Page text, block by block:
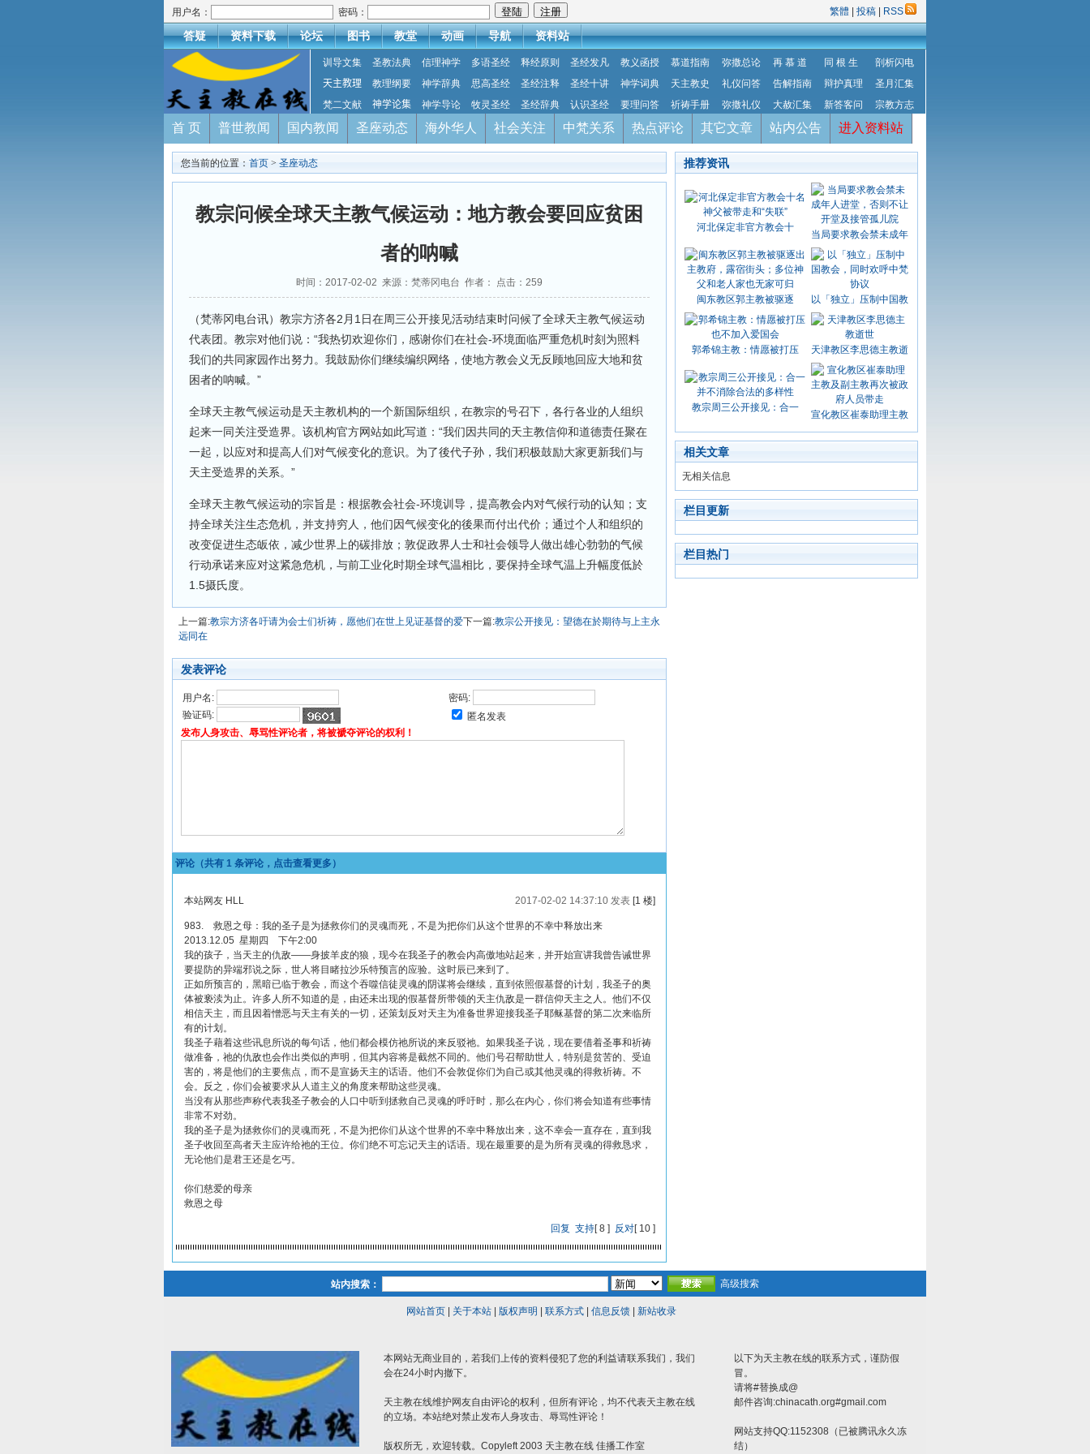
用户名： 密码： 繁體 投稿 RSS
答疑 资料下载 论坛 图书 教堂 动画 导航 资料站
训导文集 圣教法典 信理神学 多语圣经 释经原则 圣经发凡 教义函授 慕道指南 弥撒总论 再 慕 道 同 根 生
剖析闪电
天主教理
教理纲要 神学辞典 思高圣经 圣经注释 圣经十讲 神学词典 天主教史 礼仪问答 告解指南 辩护真理
圣月汇集
梵二文献
神学论集 神学导论 牧灵圣经 圣经辞典 认识圣经 要理问答 祈祷手册 弥撒礼仪 大赦汇集 新答客问 宗教方志
首 页 普世教闻 国内教闻 圣座动态 海外华人 社会关注 中梵关系 热点评论 其它文章 站内公告 进入资料站
您当前的位置： 首页 > 圣座动态
教宗问候全球天主教气候运动：地方教会要回应贫困
者的呐喊
时间：2017-02-02 来源：梵蒂冈电台 作者： 点击： 259
（梵蒂冈电台讯）教宗方济各2月1日在周三公开接见活动结束时问候了全球天主教气候运动
代表团。教宗对他们说：“我热切欢迎你们，感谢你们在社会-环境面临严重危机时刻为照料
我们的共同家园作出努力。我鼓励你们继续编织网络，使地方教会义无反顾地回应大地和贫
困者的呐喊。”
全球天主教气候运动是天主教机构的一个新国际组织，在教宗的号召下，各行各业的人组织
起来一同关注受造界。该机构官方网站如此写道：“我们因共同的天主教信仰和道德责任聚在
一起，以应对和提高人们对气候变化的意识。为了後代子孙，我们积极鼓励大家更新我们与
天主受造界的关系。”
全球天主教气候运动的宗旨是：根据教会社会-环境训导，提高教会内对气候行动的认知；支
持全球关注生态危机，并支持穷人，他们因气候变化的後果而付出代价；通过个人和组织的
改变促进生态皈依，减少世界上的碳排放；敦促政界人士和社会领导人做出雄心勃勃的气候
行动承诺来应对这紧急危机，与前工业化时期全球气温相比，要保持全球气温上升幅度低於
1.5摄氏度。
上一篇:教宗方济各吁请为会士们祈祷，愿他们在世上见证基督的爱下一篇:教宗公开接见：望德在於期待与上主永
远同在
发表评论
用户名:
密码:
验证码:
匿名发表
发布人身攻击、辱骂性评论者，将被褫夺评论的权利！
评论（共有 1 条评论，点击查看更多）
本站网友 HLL 2017-02-02 14:37:10 发表[1 楼]
983. 救恩之母：我的圣子是为拯救你们的灵魂而死，不是为把你们从这个世界的不幸中释放出来
2013.12.05 星期四 下午2:00
我的孩子，当天主的仇敌——身披羊皮的狼，现今在我圣子的教会内高傲地站起来，并开始宣讲我曾告诫世界
要提防的异端邪说之际，世人将目睹拉沙乐特预言的应验。这时辰已来到了。
正如所预言的，黑暗已临于教会，而这个吞噬信徒灵魂的阴谋将会继续，直到依照假基督的计划，我圣子的奥
体被亵渎为止。许多人所不知道的是，由还未出现的假基督所带领的天主仇敌是一群信仰天主之人。他们不仅
相信天主，而且因着憎恶与天主有关的一切，还策划反对天主为准备世界迎接我圣子耶稣基督的第二次来临所
有的计划。
我圣子藉着这些讯息所说的每句话，他们都会模仿祂所说的来反驳祂。如果我圣子说，现在要借着圣事和祈祷
做准备，祂的仇敌也会作出类似的声明，但其内容将是截然不同的。他们号召帮助世人，特别是贫苦的、受迫
害的，将是他们的主要焦点，而不是宣扬天主的话语。他们不会敦促你们为自己或其他灵魂的得救祈祷。不
会。反之，你们会被要求从人道主义的角度来帮助这些灵魂。
当没有从那些声称代表我圣子教会的人口中听到拯救自己灵魂的呼吁时，那么在内心，你们将会知道有些事情
非常不对劲。
我的圣子是为拯救你们的灵魂而死，不是为把你们从这个世界的不幸中释放出来，这不幸会一直存在，直到我
圣子收回至高者天主应许给祂的王位。你们绝不可忘记天主的话语。现在最重要的是为所有灵魂的得救恳求，
无论他们是君王还是乞丐。
你们慈爱的母亲
救恩之母
回复 支持[8 ] 反对[10 ]
推荐资讯
河北保定非官方教会十
当局要求教会禁未成年
闽东教区郭主教被驱逐 以「独立」压制中国教
郭希锦主教：情愿被打压 天津教区李思德主教逝
教宗周三公开接见：合一
宣化教区崔泰助理主教
相关文章
无相关信息
栏目更新
栏目热门
站内搜索： 高级搜索
网站首页| 关于本站| 版权声明 联系方式| 信息反馈| 新站收录
本网站无商业目的，若我们上传的资料侵犯了您的利益请联系我们，我们
会在24小时内撤下。
天主教在线维护网友自由评论的权利，但所有评论，均不代表天主教在线
的立场。本站绝对禁止发布人身攻击、辱骂性评论！
版权所无，欢迎转载。Copyleft 2003 天主教在线 佳播工作室
以下为天主教在线的联系方式，谨防假
冒。
请将#替换成@
邮件咨询:chinacath.org#gmail.com
网站支持QQ:1152308（已被腾讯永久冻
结）